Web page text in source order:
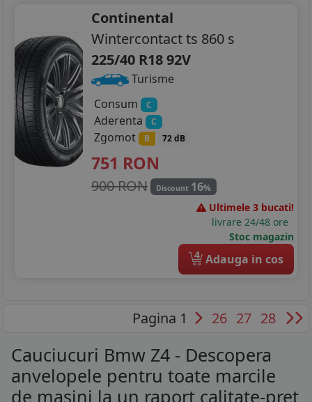
Continental
Wintercontact ts 860 s
225/40 R18 92V
Turisme
Consum
C
Aderenta C
Zgomot B 72 dB
751 RON
900 RON Discount 16%
Ultimele 3 bucati!
livrare 24/48 ore
Stoc magazin
4 Adauga in cos
Pagina 1 26 27 28
Cauciucuri Bmw Z4 - Descopera
anvelopele pentru toate marcile
de masini la un raport calitate-pret